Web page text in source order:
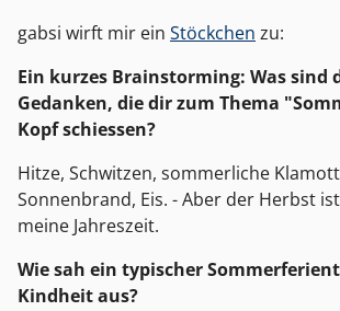
gabsi wirft mir ein Stöckchen zu:
Ein kurzes Brainstorming: Was sind
Gedanken, die dir zum Thema
Kopf schiessen?
Hitze, Schwitzen, sommerliche
Sonnenbrand, Eis. - Aber der Herbst
meine Jahreszeit.
Wie sah ein typischer
Kindheit aus?